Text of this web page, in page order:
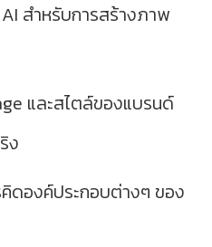
AI สำหรับการสร้างภาพ
และสไตล์ของแบรนด์
ง
ดองค์ประกอบต่างๆ ของ